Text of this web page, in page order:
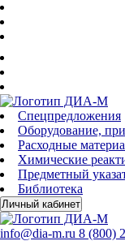
Спецпредложения
Оборудование,
Расходные
Химические
Предметный
Библиотека
Личный кабинет
info@dia-m.ru 8 (800)